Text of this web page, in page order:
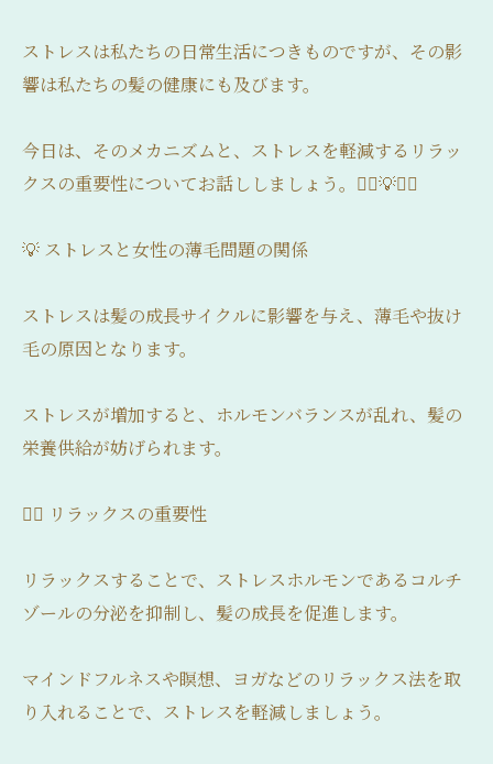
ストレスは私たちの日常生活につきものですが、その影
響は私たちの髪の健康にも及びます。
今日は、そのメカニズムと、ストレスを軽減するリラッ
クスの重要性についてお話ししましょう。💆‍♀️💡💇‍♀️
💡 ストレスと女性の薄毛問題の関係
ストレスは髪の成長サイクルに影響を与え、薄毛や抜け
毛の原因となります。
ストレスが増加すると、ホルモンバランスが乱れ、髪の
栄養供給が妨げられます。
💆‍♀️ リラックスの重要性
リラックスすることで、ストレスホルモンであるコルチ
ゾールの分泌を抑制し、髪の成長を促進します。
マインドフルネスや瞑想、ヨガなどのリラックス法を取
り入れることで、ストレスを軽減しましょう。